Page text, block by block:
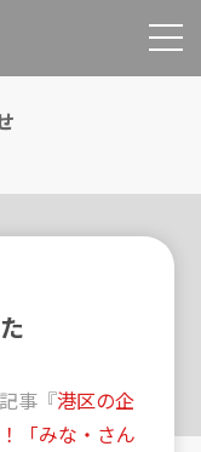
事『港区の企
「みな・さん